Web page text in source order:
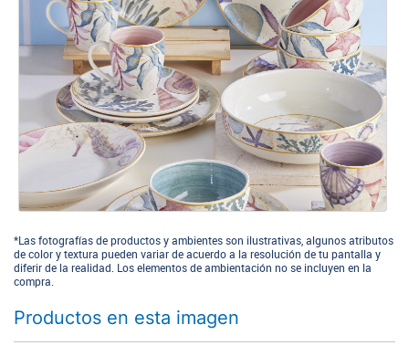
*Las fotografías de productos y ambientes son ilustrativas, algunos atributos
de color y textura pueden variar de acuerdo a la resolución de tu pantalla y
diferir de la realidad. Los elementos de ambientación no se incluyen en la
compra.
Productos en esta imagen